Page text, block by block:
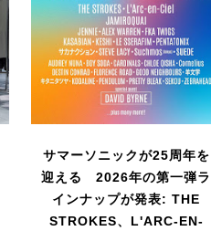
サマーソニックが25周年を
迎える 2026年の第一弾ラ
インナップが発表: THE
STROKES、L'ARC-EN-